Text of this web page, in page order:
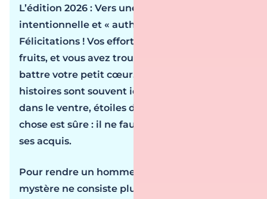
L’édition 2026 : Vers une séduction plus
intentionnelle et « authentique »
Félicitations ! Vos efforts ont enfin porté leurs
fruits, et vous avez trouvé l’homme qui fait
battre votre petit cœur. Si les débuts des
histoires sont souvent idylliques (papillons
dans le ventre, étoiles dans les yeux, etc.), une
chose est sûre : il ne faut jamais se reposer sur
ses acquis.
Pour rendre un homme fou en 2026, le
mystère ne consiste plus à se cacher, mais à